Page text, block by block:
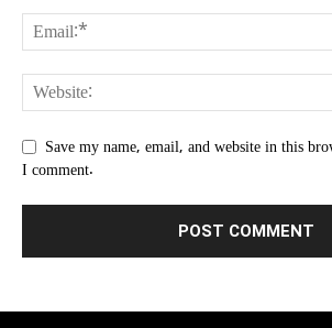
Save my name, email, and website in this
I comment.